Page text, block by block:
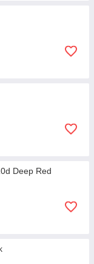
Deep Red